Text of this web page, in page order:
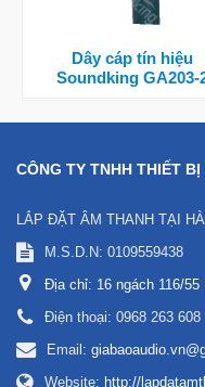
Dây cáp tín hiệu
Soundking GA203-
CÔNG TY TNHH THIẾT
LẮP ĐẶT ÂM THANH TẠI
M.S.D.N: 0109559438
Địa chỉ: 16 ngách 116/
Điện thoại: 0968 263 608
Email:
Website: http://